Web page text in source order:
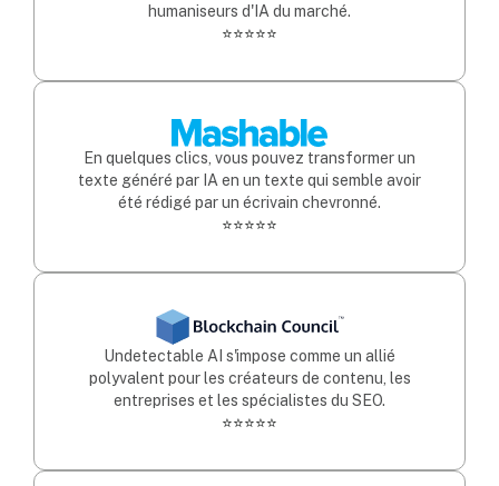
humaniseurs d'IA du marché.
⭐⭐⭐⭐⭐
En quelques clics, vous pouvez transformer un
texte généré par IA en un texte qui semble avoir
été rédigé par un écrivain chevronné.
⭐⭐⭐⭐⭐
Undetectable AI s'impose comme un allié
polyvalent pour les créateurs de contenu, les
entreprises et les spécialistes du SEO.
⭐⭐⭐⭐⭐